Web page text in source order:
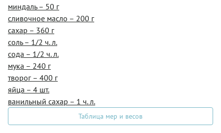
миндаль – 50 г
сливочное масло – 200 г
сахар – 360 г
соль – 1/2 ч. л.
сода – 1/2 ч. л.
мука – 240 г
творог – 400 г
яйца – 4 шт.
ванильный сахар – 1 ч. л.
Таблица мер и весов